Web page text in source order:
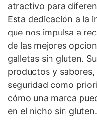
atractivo para
Esta dedicación a la
que nos impulsa a
de las mejores
galletas sin gluten.
productos y
seguridad como
cómo una marca
en el nicho sin gluten.